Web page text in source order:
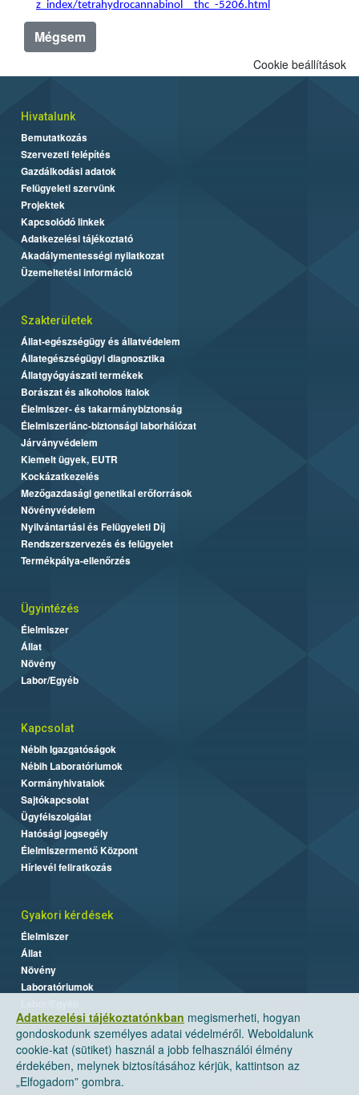
z_index/tetrahydrocannabinol__thc_-5206.html
Mégsem
Adatkezelési tájékoztatónkban megismerheti, hogyan
gondoskodunk személyes adatai védelméről. Weboldalunk
cookie-kat (sütiket) használ a jobb felhasználói élmény
érdekében, melynek biztosításához kérjük, kattintson az
„Elfogadom” gombra.
Cookie beállítások
Hivatalunk
Bemutatkozás
Szervezeti felépítés
Gazdálkodási adatok
Felügyeleti szervünk
Projektek
Kapcsolódó linkek
Adatkezelési tájékoztató
Akadálymentességi nyilatkozat
Üzemeltetési információ
Szakterületek
Állat-egészségügy és állatvédelem
Állategészségügyi diagnosztika
Állatgyógyászati termékek
Borászat és alkoholos italok
Élelmiszer- és takarmánybiztonság
Élelmiszerlánc-biztonsági laborhálózat
Járványvédelem
Kiemelt ügyek, EUTR
Kockázatkezelés
Mezőgazdasági genetikai erőforrások
Növényvédelem
Nyilvántartási és Felügyeleti Díj
Rendszerszervezés és felügyelet
Termékpálya-ellenőrzés
Ügyintézés
Élelmiszer
Állat
Növény
Labor/Egyéb
Kapcsolat
Nébih Igazgatóságok
Nébih Laboratóriumok
Kormányhivatalok
Sajtókapcsolat
Ügyfélszolgálat
Hatósági jogsegély
Élelmiszermentő Központ
Hírlevél feliratkozás
Gyakori kérdések
Élelmiszer
Állat
Növény
Laboratóriumok